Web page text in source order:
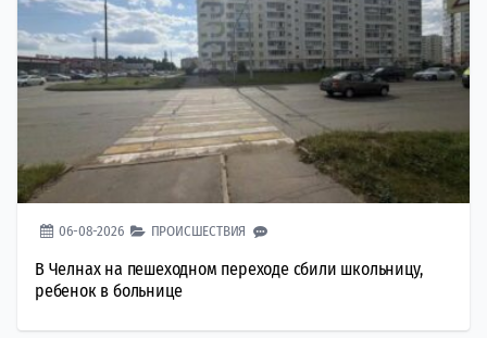
06-08-2026 ПРОИСШЕСТВИЯ
В Челнах на пешеходном переходе сбили школьницу,
ребенок в больнице